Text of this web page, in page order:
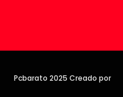
Pcbarato 2025 Creado por